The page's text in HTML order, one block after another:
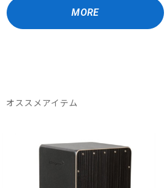
MORE
オススメアイテム